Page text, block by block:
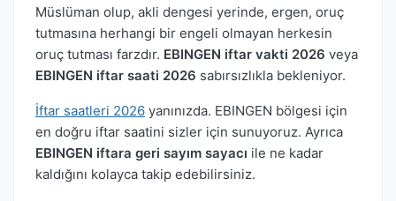
Müslüman olup, akli dengesi yerinde, ergen, oruç
tutmasına herhangi bir engeli olmayan herkesin
oruç tutması farzdır. EBINGEN iftar vakti 2026 veya
EBINGEN iftar saati 2026 sabırsızlıkla bekleniyor.
İftar saatleri 2026 yanınızda. EBINGEN bölgesi için
en doğru iftar saatini sizler için sunuyoruz. Ayrıca
EBINGEN iftara geri sayım sayacı ile ne kadar
kaldığını kolayca takip edebilirsiniz.